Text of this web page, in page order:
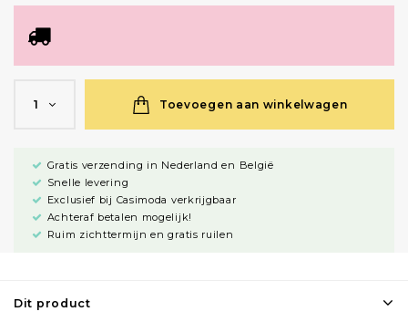
1 Toevoegen aan winkelwagen
Gratis verzending in Nederland en België
Snelle levering
Exclusief bij Casimoda verkrijgbaar
Achteraf betalen mogelijk!
Ruim zichttermijn en gratis ruilen
Dit product